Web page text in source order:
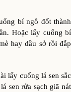
bí ngô đốt thành
Hoặc lấy cuống bí
hay dầu sở rồi đắp
lấy cuống lá sen sắc
sen rửa sạch giã nát